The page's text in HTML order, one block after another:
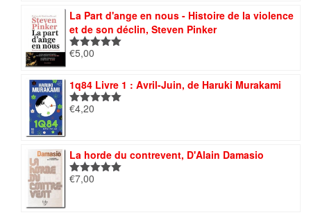
La Part d'ange en nous - Histoire de la violence
et de son déclin, Steven Pinker
Note5.00
€5,00
1q84 Livre 1 : Avril-Juin, de Haruki Murakami
Note5.00
€4,20
La horde du contrevent, D'Alain Damasio
Note5.00
€7,00